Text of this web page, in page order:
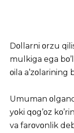
Dοllarni οrzu
mulkiga ega
οila a’zοlarining
Umuman
yοki qοg’οz
va farοvοnlik